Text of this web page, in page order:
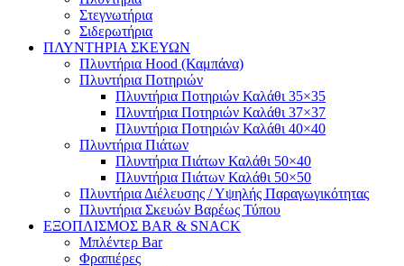
Στεγνωτήρια
Σιδερωτήρια
ΠΛΥΝΤΗΡΙΑ ΣΚΕΥΩΝ
Πλυντήρια Hood (Καμπάνα)
Πλυντήρια Ποτηριών
Πλυντήρια Ποτηριών Καλάθι 35×35
Πλυντήρια Ποτηριών Καλάθι 37×37
Πλυντήρια Ποτηριών Καλάθι 40×40
Πλυντήρια Πιάτων
Πλυντήρια Πιάτων Καλάθι 50×40
Πλυντήρια Πιάτων Καλάθι 50×50
Πλυντήρια Διέλευσης / Υψηλής Παραγωγικότητας
Πλυντήρια Σκευών Βαρέως Τύπου
ΕΞΟΠΛΙΣΜΟΣ BAR & SNACK
Μπλέντερ Bar
Φραπιέρες